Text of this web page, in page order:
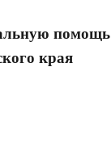
помощь
края